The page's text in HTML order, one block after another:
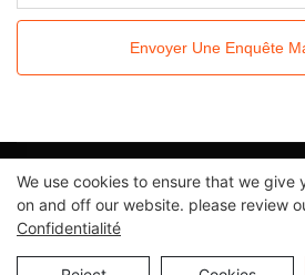
Envoyer Une Enquête
Tous droits réservés © 2024
Surface Industrial Co., Ltd |Politique
We use cookies to ensure that we give
on and off our website. please review
Confidentialité